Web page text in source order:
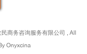
民商务咨询服务有限公司 , All
Onyxcina